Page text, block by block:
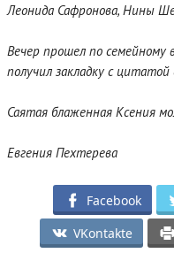
Леонида Сафронова, Нины
Вечер прошел по
получил закладку с цитатой
Саятая блаженная Ксения
Евгения Пехтерева
Facebook
VKontakte